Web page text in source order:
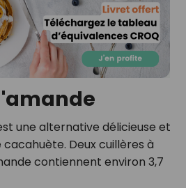
une alternative délicieuse et
Deux cuillères à
contiennent environ 3,7